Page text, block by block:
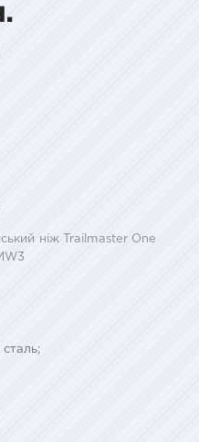
ніж Trailmaster One